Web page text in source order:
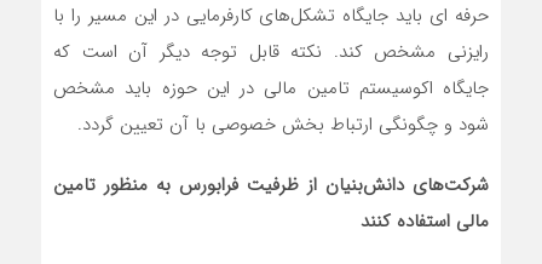
حرفه ای باید جایگاه تشکل‌های کارفرمایی در این مسیر را با
رایزنی مشخص کند. نکته قابل توجه دیگر آن است که
جایگاه اکوسیستم تامین مالی در این حوزه باید مشخص
شود و چگونگی ارتباط بخش خصوصی با آن تعیین گردد.
شرکت‌های دانش‌بنیان از ظرفیت فرابورس به منظور تامین
مالی استفاده کنند